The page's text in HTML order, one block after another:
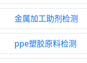
金属加工助剂检测
ppe塑胶原料检测